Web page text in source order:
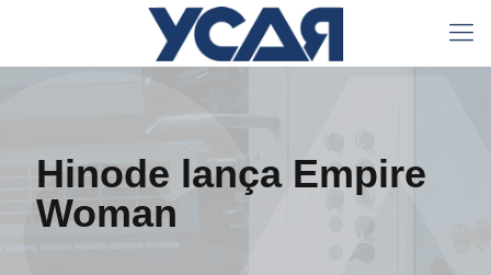
Hinode lança Empire
Woman